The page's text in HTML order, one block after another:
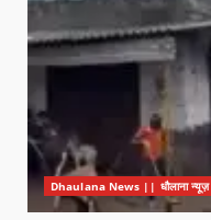
Dhaulana News || धौलाना न्यूज़